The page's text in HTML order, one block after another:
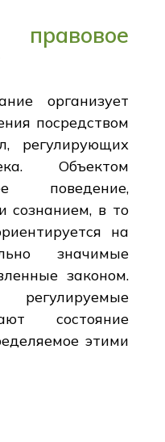
правовое
организует
посредством
регулирующих
Объектом
поведение,
сознанием, в то
на
значимые
законом.
состояние
этими